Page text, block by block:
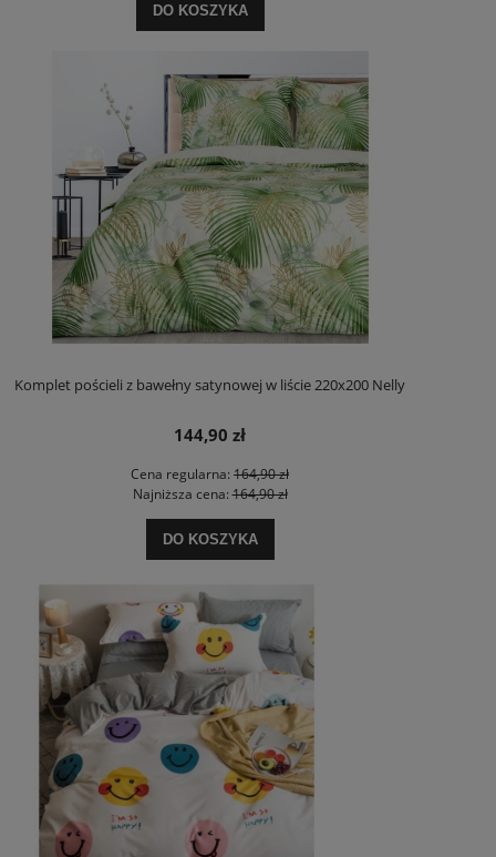
DO KOSZYKA
Komplet pościeli z bawełny satynowej w liście 220x200 Nelly
144,90 zł
Cena regularna: 164,90 zł
Najniższa cena:164,90 zł
DO KOSZYKA